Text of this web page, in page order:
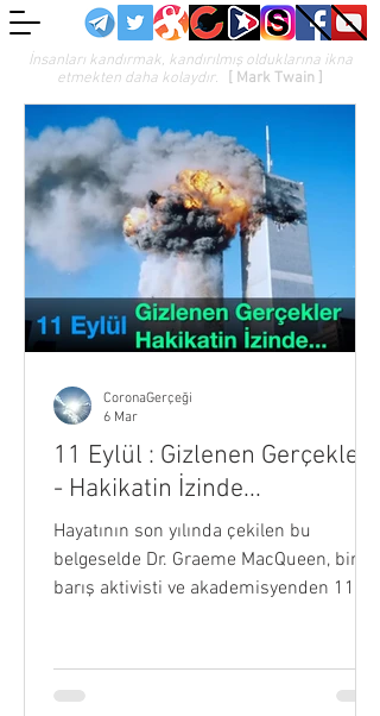
İnsanları kandırmak, kandırılmış olduklarına ikna
etmekten daha kolaydır.
[ Mark Twain ]
11 Eylül : Gizlenen Gerçekler
- Hakikatin İzinde...
Hayatının son yılında çekilen bu
belgeselde Dr. Graeme MacQueen, bir
barış aktivisti ve akademisyenden 11
rolünü ve 11 Eylül olayları ile şarbon
saldırıları hakkında gündeme getirdiği
CoronaGerçeği
6 Mar